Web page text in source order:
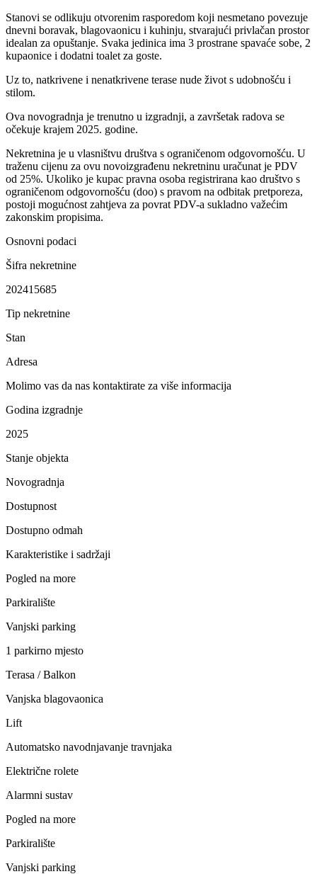
Stanovi se odlikuju otvorenim rasporedom koji nesmetano povezuje
dnevni boravak, blagovaonicu i kuhinju, stvarajući privlačan prostor
idealan za opuštanje. Svaka jedinica ima 3 prostrane spavaće sobe, 2
kupaonice i dodatni toalet za goste.
Uz to, natkrivene i nenatkrivene terase nude život s udobnošću i
stilom.
Ova novogradnja je trenutno u izgradnji, a završetak radova se
očekuje krajem 2025. godine.
Nekretnina je u vlasništvu društva s ograničenom odgovornošću. U
traženu cijenu za ovu novoizgrađenu nekretninu uračunat je PDV
od 25%. Ukoliko je kupac pravna osoba registrirana kao društvo s
ograničenom odgovornošću (doo) s pravom na odbitak pretporeza,
postoji mogućnost zahtjeva za povrat PDV-a sukladno važećim
zakonskim propisima.
Osnovni podaci
Šifra nekretnine
202415685
Tip nekretnine
Stan
Adresa
Molimo vas da nas kontaktirate za više informacija
Godina izgradnje
2025
Stanje objekta
Novogradnja
Dostupnost
Dostupno odmah
Karakteristike i sadržaji
Pogled na more
Parkiralište
Vanjski parking
1 parkirno mjesto
Terasa / Balkon
Vanjska blagovaonica
Lift
Automatsko navodnjavanje travnjaka
Električne rolete
Alarmni sustav
Pogled na more
Parkiralište
Vanjski parking